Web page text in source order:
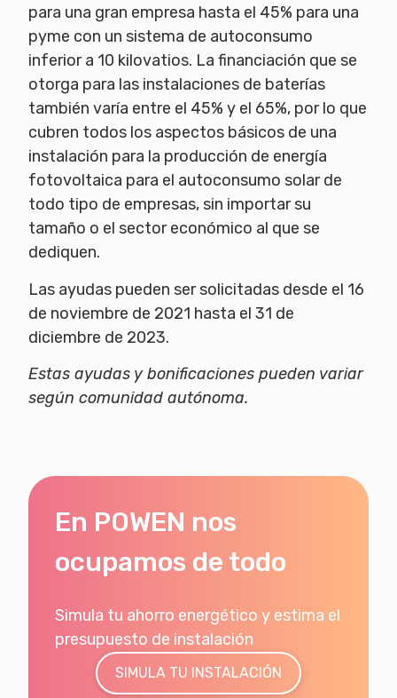
para una gran empresa hasta el 45% para una
pyme con un sistema de autoconsumo
inferior a 10 kilovatios. La financiación que se
otorga para las instalaciones de baterías
también varía entre el 45% y el 65%, por lo que
cubren todos los aspectos básicos de una
instalación para la producción de energía
fotovoltaica para el autoconsumo solar de
todo tipo de empresas, sin importar su
tamaño o el sector económico al que se
dediquen.
Las ayudas pueden ser solicitadas desde el 16
de noviembre de 2021 hasta el 31 de
diciembre de 2023.
Estas ayudas y bonificaciones pueden variar
según comunidad autónoma.
En POWEN nos
ocupamos de todo
Simula tu ahorro energético y estima el
presupuesto de instalación
SIMULA TU INSTALACIÓN